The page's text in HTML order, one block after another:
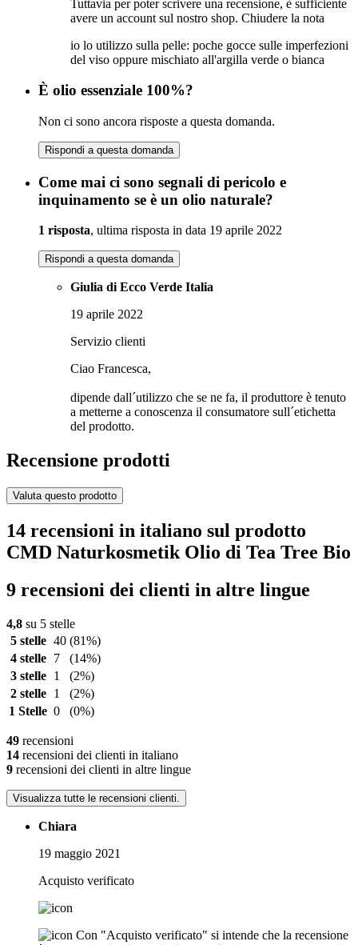
Tuttavia per poter scrivere una recensione, è sufficiente
avere un account sul nostro shop. Chiudere la nota
io lo utilizzo sulla pelle: poche gocce sulle imperfezioni
del viso oppure mischiato all'argilla verde o bianca
È olio essenziale 100%?
Non ci sono ancora risposte a questa domanda.
Rispondi a questa domanda
Come mai ci sono segnali di pericolo e
inquinamento se è un olio naturale?
1 risposta, ultima risposta in data 19 aprile 2022
Rispondi a questa domanda
Giulia di Ecco Verde Italia
19 aprile 2022
Servizio clienti
Ciao Francesca,
dipende dall´utilizzo che se ne fa, il produttore è tenuto
a metterne a conoscenza il consumatore sull´etichetta
del prodotto.
Recensione prodotti
Valuta questo prodotto
14 recensioni in italiano sul prodotto
CMD Naturkosmetik Olio di Tea Tree Bio
9 recensioni dei clienti in altre lingue
4,8 su 5 stelle
5 stelle 40 (81%)
4 stelle
7
(14%)
3 stelle
1
(2%)
2 stelle
1
(2%)
1 Stelle 0 (0%)
49 recensioni
14 recensioni dei clienti in italiano
9 recensioni dei clienti in altre lingue
Visualizza tutte le recensioni clienti.
Chiara
19 maggio 2021
Acquisto verificato
Con "Acquisto verificato" si intende che la recensione